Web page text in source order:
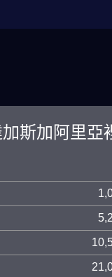
斯加阿里亞